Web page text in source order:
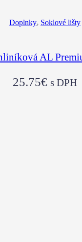
Doplnky, Soklové lišty
AL
25.75€ s DPH